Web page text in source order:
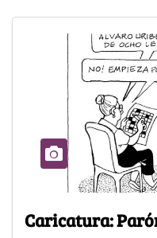
Caricatura: